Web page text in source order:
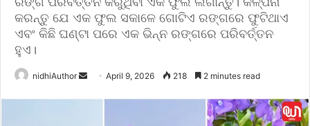
କରନ୍ତୁ ଯେ ଏକ ଫୁଲ ସକାଳେ ଗୋଟିଏ ରଙ୍ଗରେ ଫୁଟିଥାଏ
ଏବଂ କିଛି ଘଣ୍ଟା ପରେ ଏକ ଭିନ୍ନ ରଙ୍ଗରେ ପରିବର୍ତ୍ତନ
ହୁଏ।
nidhiAuthor April 9, 2026 218 2 minutes read